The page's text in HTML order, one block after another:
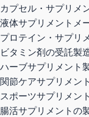
カプセル・サプリメ
液体サプリメントメ
プロテイン・サプリ
ビタミン剤の受託製
ハーブサプリメント
関節ケアサプリメント
スポーツサプリメン
腸活サプリメントの